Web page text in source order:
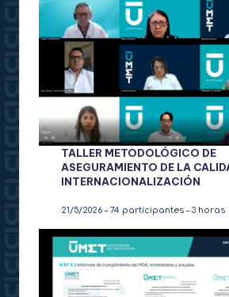
TALLER METODOLÓGICO DE
ASEGURAMIENTO DE LA
INTERNACIONALIZACIÓN
21/5/2026 – 74 participantes – 3 horas